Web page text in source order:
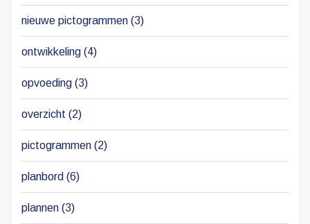
nieuwe pictogrammen (3)
ontwikkeling (4)
opvoeding (3)
overzicht (2)
pictogrammen (2)
planbord (6)
plannen (3)